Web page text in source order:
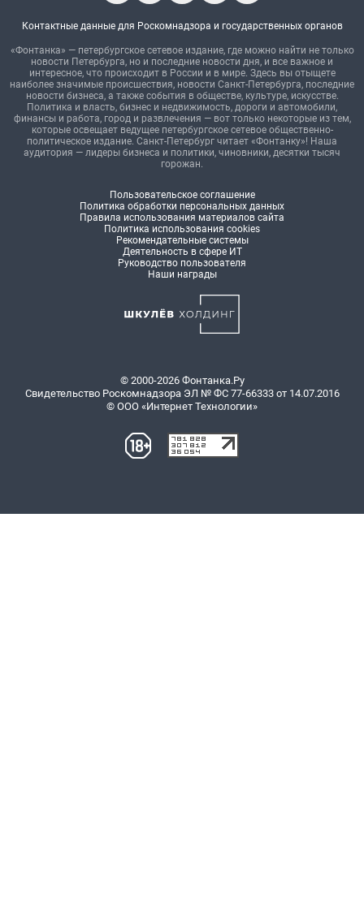
Контактные данные для Роскомнадзора и государственных органов
«Фонтанка» — петербургское сетевое издание, где можно найти не только
новости Петербурга, но и последние новости дня, и все важное и
интересное, что происходит в России и в мире. Здесь вы отыщете
наиболее значимые происшествия, новости Санкт-Петербурга, последние
новости бизнеса, а также события в обществе, культуре, искусстве.
Политика и власть, бизнес и недвижимость, дороги и автомобили,
финансы и работа, город и развлечения — вот только некоторые из тем,
которые освещает ведущее петербургское сетевое общественно-
политическое издание. Санкт-Петербург читает «Фонтанку»! Наша
аудитория — лидеры бизнеса и политики, чиновники, десятки тысяч
горожан.
Пользовательское соглашение
Политика обработки персональных данных
Правила использования материалов сайта
Политика использования cookies
Рекомендательные системы
Деятельность в сфере ИТ
Руководство пользователя
Наши награды
© 2000-2026 Фонтанка.Ру
Свидетельство Роскомнадзора ЭЛ № ФС 77-66333 от 14.07.2016
© ООО «Интернет Технологии»